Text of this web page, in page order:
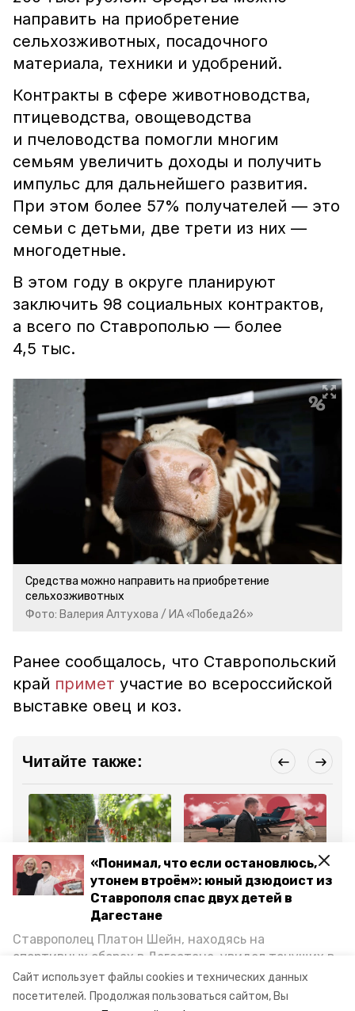
Сайт использует файлы cookies и технических данных
посетителей. Продолжая пользоваться сайтом, Вы
«Понимал, что если остановлюсь,
утонем втроём»: юный дзюдоист из
Ставрополя спас двух детей в
Дагестане
Ставрополец Платон Шейн, находясь на
спортивных сборах в Дегестане, увидел тонущих в
Каспийском море детей и бросился на помощь. По
возвращении домой, отважного мальчика
направить на приобретение
сельхозживотных, посадочного
материала, техники и удобрений.
Контракты в сфере животноводства,
птицеводства, овощеводства
и пчеловодства помогли многим
семьям увеличить доходы и получить
импульс для дальнейшего развития.
При этом более 57% получателей — это
семьи с детьми, две трети из них —
многодетные.
В этом году в округе планируют
заключить 98 социальных контрактов,
а всего по Ставрополью — более
4,5 тыс.
Средства можно направить на приобретение
сельхозживотных
Фото: Валерия Алтухова / ИА «Победа26»
Ранее сообщалось, что Ставропольский
край примет участие во всероссийской
выставке овец и коз.
Читайте также:
Сельское хозяйство
9 апреля , 15:46
25,6 тыс. тонн
тепличных овощей
вырастили в
Ставропольском крае с
начала года
Сельское хозяйство
28 марта , 12:55
Погодный фронт:
облакам на Ставрополье
Все новости